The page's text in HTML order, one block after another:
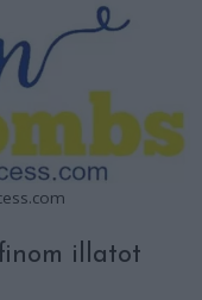
illatot